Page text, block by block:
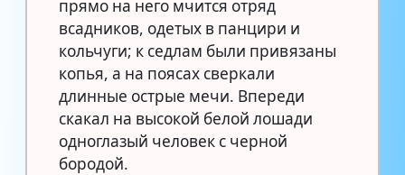
прямо на него мчится отряд
всадников, одетых в панцири и
кольчуги; к седлам были привязаны
копья, а на поясах сверкали
длинные острые мечи. Впереди
скакал на высокой белой лошади
одноглазый человек с черной
бородой.